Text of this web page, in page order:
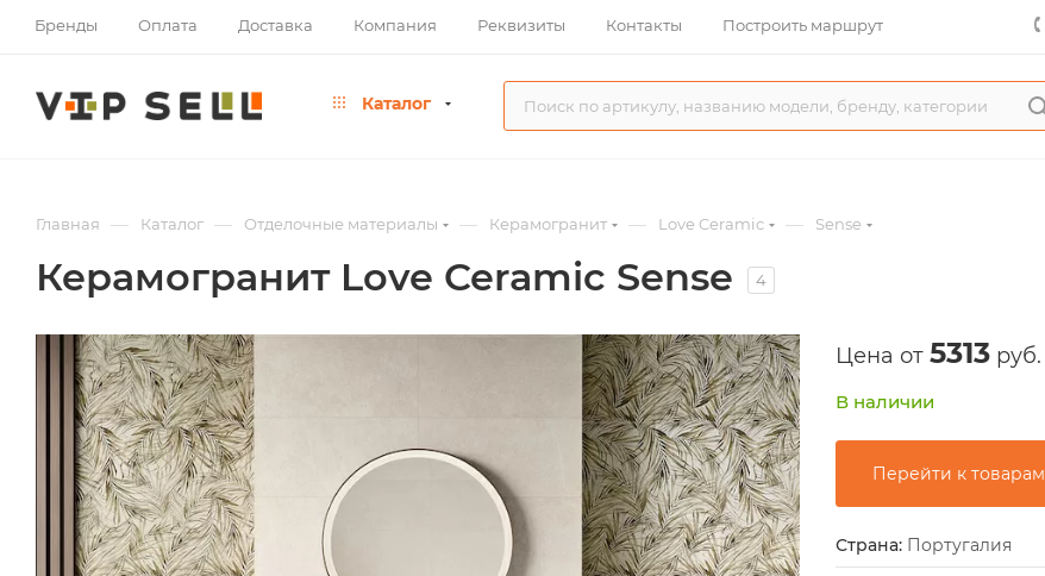
Бренды Оплата Доставка Компания Реквизиты Контакты Построить маршрут
Каталог
Главная — Каталог — Отделочные материалы — Керамогранит — Love Ceramic — Sense
Керамогранит Love Ceramic Sense 4
Цена от 5313 руб.
В наличии
Перейти к товарам
Страна: Португалия